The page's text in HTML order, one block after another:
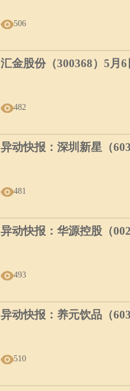
506
汇金股份（300368）5月
482
异动快报：深圳新星（
481
异动快报：华源控股（
493
异动快报：养元饮品（
510